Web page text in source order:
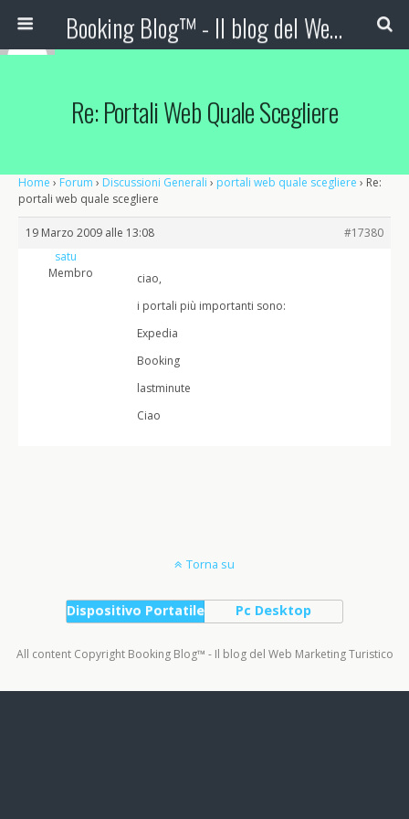
Booking Blog™ - Il blog del Web Marketing Turistico
Re: Portali Web Quale Scegliere
Home › Forum › Discussioni Generali › portali web quale scegliere › Re:
portali web quale scegliere
19 Marzo 2009 alle 13:08
#17380
satu
Membro
ciao,
i portali più importanti sono:
Expedia
Booking
lastminute
Ciao
Torna su
Dispositivo Portatile Pc Desktop
All content Copyright Booking Blog™ - Il blog del Web Marketing Turistico